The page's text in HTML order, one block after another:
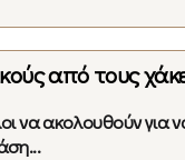
από τους
να ακολουθούν για